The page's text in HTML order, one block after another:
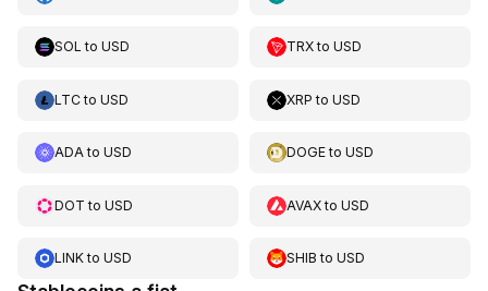
SOL to USD TRXtoUSD
LTCto USD XRP toUSD
ADAto USD DOGEtoUSD
DOT to USD AVAXtoUSD
LINKto USD SHIB toUSD